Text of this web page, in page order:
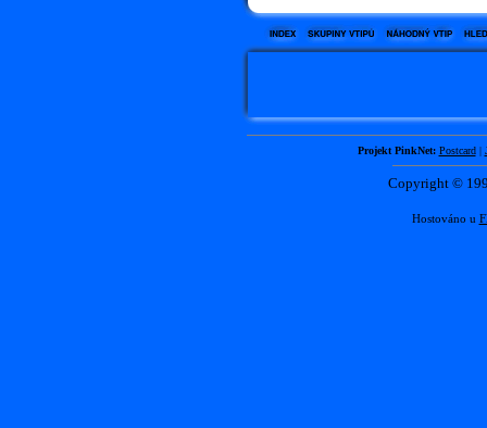
Projekt PinkNet: Postcard|
Copyright ©
Hostováno u